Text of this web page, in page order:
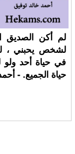
لم أكن الصديق
لشخص يحبني ، لم
في حياة أحد
حياة الجميع. -